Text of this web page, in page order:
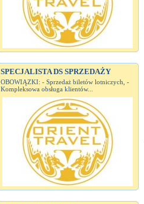
SPECJALISTA DS SPRZEDAŻY
OBOWIĄZKI: - Sprzedaż biletów lotniczych, -
Kompleksowa obsługa klientów...